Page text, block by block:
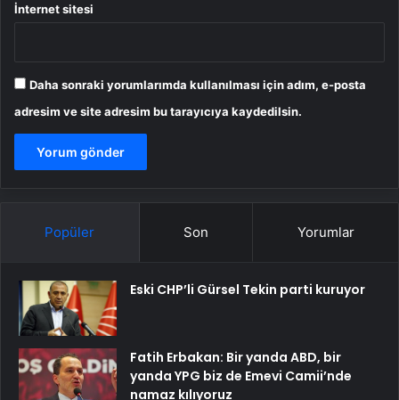
İnternet sitesi
Daha sonraki yorumlarımda kullanılması için adım, e-posta
adresim ve site adresim bu tarayıcıya kaydedilsin.
Popüler Son Yorumlar
Eski CHP’li Gürsel Tekin parti kuruyor
Fatih Erbakan: Bir yanda ABD, bir
yanda YPG biz de Emevi Camii’nde
namaz kılıyoruz